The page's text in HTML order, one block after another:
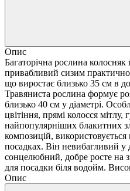
Опис
Багаторічна рослина
привабливий сизим
що виростає близько 35 см в
Травяниста рослина формує
близько 40 см у діаметрі.
цвітіння, прямі колосся
найпопулярніших блакитних
композицій,
посадках. Він невибагливий у
сонцелюбний, добре росте на
для посадки біля водойм.
Опис